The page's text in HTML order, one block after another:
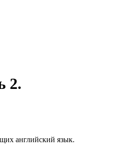
2.
английский язык.